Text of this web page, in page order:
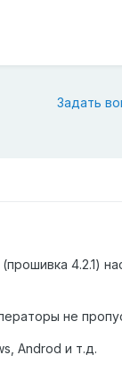
Задать
4.2.1)
не
Androd и т.д.